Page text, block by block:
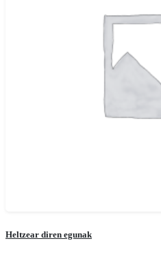
Heltzear diren egunak